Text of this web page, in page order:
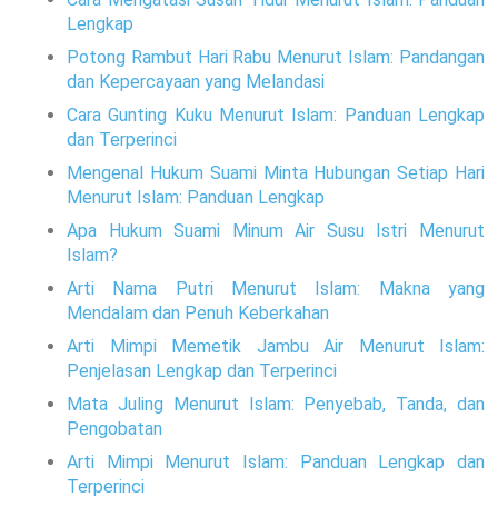
Lengkap
Potong Rambut Hari Rabu Menurut Islam: Pandangan
dan Kepercayaan yang Melandasi
Cara Gunting Kuku Menurut Islam: Panduan Lengkap
dan Terperinci
Mengenal Hukum Suami Minta Hubungan Setiap Hari
Menurut Islam: Panduan Lengkap
Apa Hukum Suami Minum Air Susu Istri Menurut
Islam?
Arti Nama Putri Menurut Islam: Makna yang
Mendalam dan Penuh Keberkahan
Arti Mimpi Memetik Jambu Air Menurut Islam:
Penjelasan Lengkap dan Terperinci
Mata Juling Menurut Islam: Penyebab, Tanda, dan
Pengobatan
Arti Mimpi Menurut Islam: Panduan Lengkap dan
Terperinci